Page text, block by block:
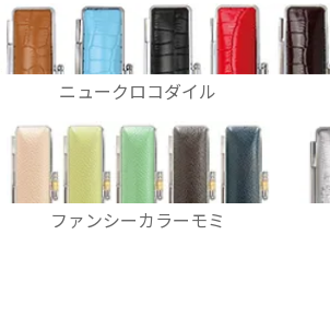
ニュークロコダイル
ファンシー カラーモミ